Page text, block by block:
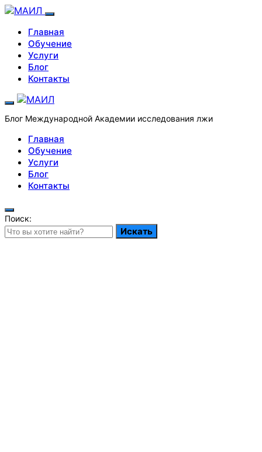
Главная
Обучение
Услуги
Блог
Контакты
Блог Международной Академии исследования лжи
Главная
Обучение
Услуги
Блог
Контакты
Поиск:
Искать